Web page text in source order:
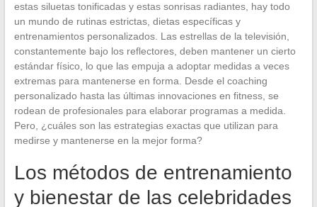
estas siluetas tonificadas y estas sonrisas radiantes, hay todo
un mundo de rutinas estrictas, dietas específicas y
entrenamientos personalizados. Las estrellas de la televisión,
constantemente bajo los reflectores, deben mantener un cierto
estándar físico, lo que las empuja a adoptar medidas a veces
extremas para mantenerse en forma. Desde el coaching
personalizado hasta las últimas innovaciones en fitness, se
rodean de profesionales para elaborar programas a medida.
Pero, ¿cuáles son las estrategias exactas que utilizan para
medirse y mantenerse en la mejor forma?
Los métodos de entrenamiento
y bienestar de las celebridades